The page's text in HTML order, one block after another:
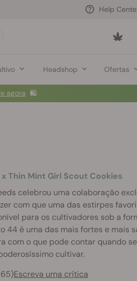
Help
Headshop Ofertas
agora 🛍️
Thin Mint Girl Scout Cookies
celebrou uma colaboração
com que uma das estirpes
para os cultivadores sob a
44 é uma das mais fortes e mais
com o que pode contar quando
cultivar.
Escreva uma crítica